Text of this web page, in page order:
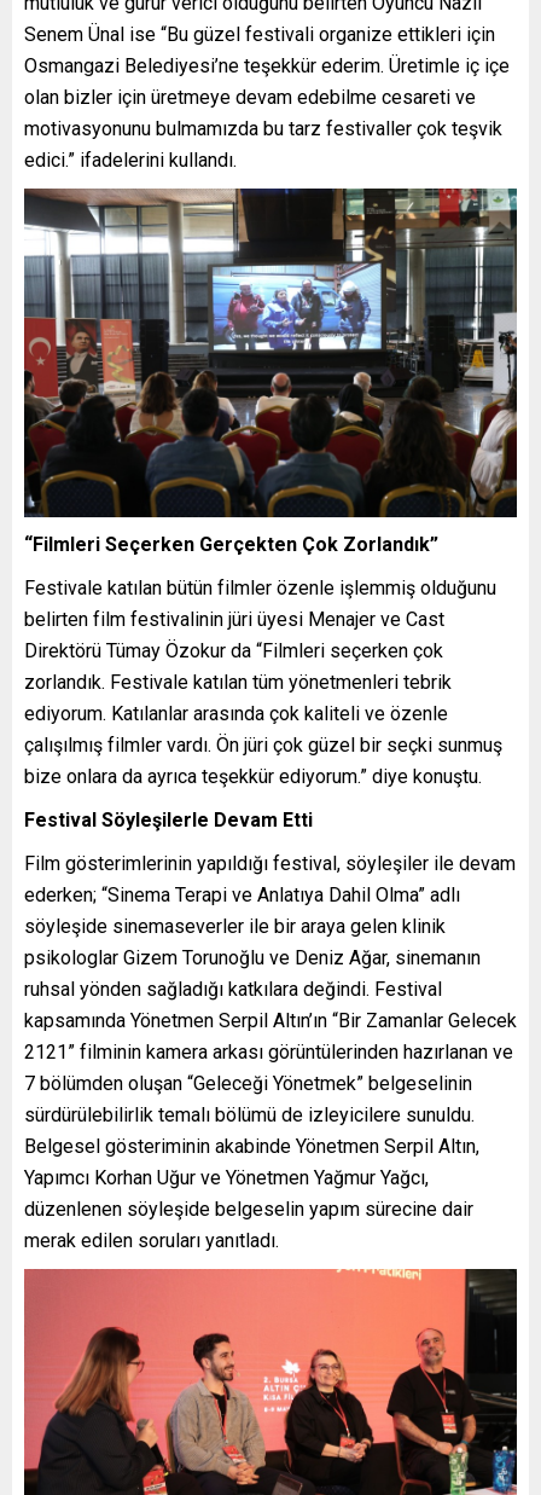
Senem Ünal ise “Bu güzel festivali organize ettikleri için
Osmangazi Belediyesi’ne teşekkür ederim. Üretimle iç içe
olan bizler için üretmeye devam edebilme cesareti ve
motivasyonunu bulmamızda bu tarz festivaller çok teşvik
edici.” ifadelerini kullandı.
“Filmleri Seçerken Gerçekten Çok Zorlandık”
Festivale katılan bütün filmler özenle işlemmiş olduğunu
belirten film festivalinin jüri üyesi Menajer ve Cast
Direktörü Tümay Özokur da “Filmleri seçerken çok
zorlandık. Festivale katılan tüm yönetmenleri tebrik
ediyorum. Katılanlar arasında çok kaliteli ve özenle
çalışılmış filmler vardı. Ön jüri çok güzel bir seçki sunmuş
bize onlara da ayrıca teşekkür ediyorum.” diye konuştu.
Festival Söyleşilerle Devam Etti
Film gösterimlerinin yapıldığı festival, söyleşiler ile devam
ederken; “Sinema Terapi ve Anlatıya Dahil Olma” adlı
söyleşide sinemaseverler ile bir araya gelen klinik
psikologlar Gizem Torunoğlu ve Deniz Ağar, sinemanın
ruhsal yönden sağladığı katkılara değindi. Festival
kapsamında Yönetmen Serpil Altın’ın “Bir Zamanlar Gelecek
2121” filminin kamera arkası görüntülerinden hazırlanan ve
7 bölümden oluşan “Geleceği Yönetmek” belgeselinin
sürdürülebilirlik temalı bölümü de izleyicilere sunuldu.
Belgesel gösteriminin akabinde Yönetmen Serpil Altın,
Yapımcı Korhan Uğur ve Yönetmen Yağmur Yağcı,
düzenlenen söyleşide belgeselin yapım sürecine dair
merak edilen soruları yanıtladı.